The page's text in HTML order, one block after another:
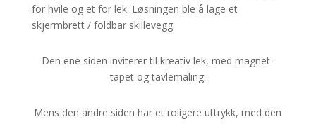
for hvile og et for lek. Løsningen ble å lage et
skjermbrett / foldbar skillevegg.
Den ene siden inviterer til kreativ lek, med magnet-
tapet og tavlemaling.
Mens den andre siden har et roligere uttrykk, med den